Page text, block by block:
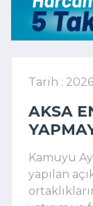
Tarih :
AKSA
Kamuyu
yapılan